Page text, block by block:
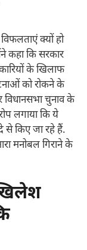
क्यों हो
कहा कि सरकार
के खिलाफ
को रोकने के
विधानसभा चुनाव के
लगाया कि ये
से किए जा रहे हैं.
मनोबल गिराने के